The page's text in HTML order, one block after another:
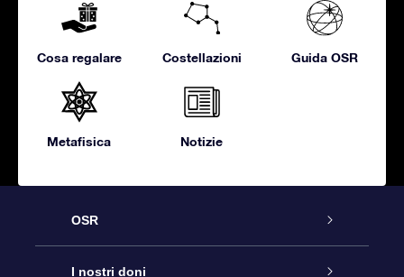
Cosa regalare Costellazioni Guida OSR
Metafisica Notizie
OSR
Assistenza
I nostri doni